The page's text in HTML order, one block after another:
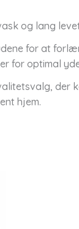
og lang
for at
for optimal
der
hjem.